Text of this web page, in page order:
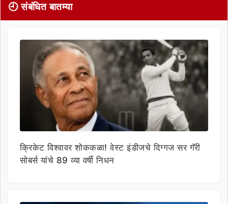
🕘 संबंधित बातम्या
क्रिकेट विश्वावर शोककळा! वेस्ट इंडीजचे दिग्गज सर गॅरी
सोबर्स यांचे 89 व्या वर्षी निधन